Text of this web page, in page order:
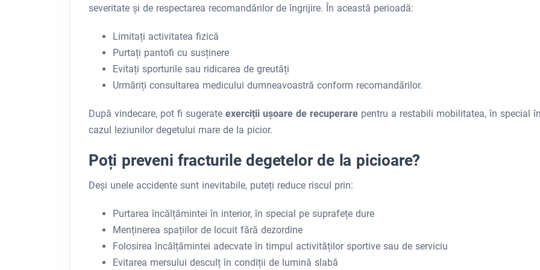
severitate și de respectarea recomandărilor de îngrijire. În această perioadă:
Limitați activitatea fizică
Purtați pantofi cu susținere
Evitați sporturile sau ridicarea de greutăți
Urmăriți consultarea medicului dumneavoastră conform recomandărilor.
După vindecare, pot fi sugerate exerciții ușoare de recuperare pentru a restabili mobilitatea, în special
cazul leziunilor degetului mare de la picior.
Poți preveni fracturile degetelor de la picioare?
Deși unele accidente sunt inevitabile, puteți reduce riscul prin:
Purtarea încălțămintei în interior, în special pe suprafețe dure
Menținerea spațiilor de locuit fără dezordine
Folosirea încălțămintei adecvate în timpul activităților sportive sau de serviciu
Evitarea mersului desculț în condiții de lumină slabă